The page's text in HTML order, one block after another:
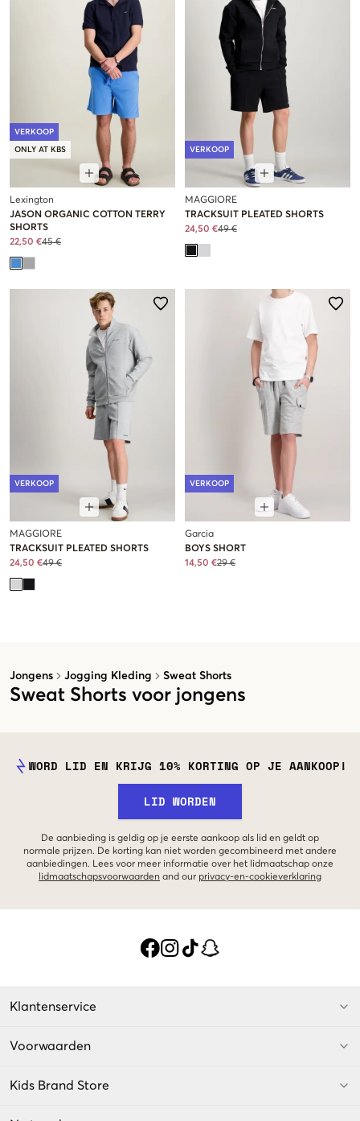
Jongens Jogging Kleding Sweat Shorts
Sweat Shorts voor jongens
VERKOOP
ONLY AT KBS
Lexington
JASON ORGANIC COTTON TERRY
SHORTS
22,50 €45 €
VERKOOP
MAGGIORE
TRACKSUIT PLEATED SHORTS
24,50 €49 €
VERKOOP
MAGGIORE
TRACKSUIT PLEATED SHORTS
24,50 €49 €
VERKOOP
Garcia
BOYS SHORT
14,50 €29 €
WORD LID EN KRIJG 10% KORTING OP JE AANKOOP!
LID WORDEN
De aanbieding is geldig op je eerste aankoop als lid en geldt op
normale prijzen. De korting kan niet worden gecombineerd met andere
aanbiedingen. Lees voor meer informatie over het lidmaatschap onze
lidmaatschapsvoorwaarden and our privacy-en-cookieverklaring
Klantenservice
Voorwaarden
Kids Brand Store